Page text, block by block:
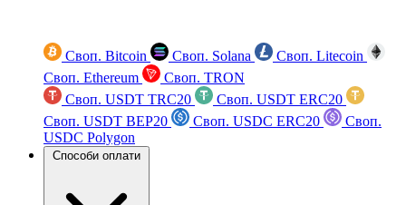
Своп. Bitcoin Своп. Solana
Своп. Litecoin
Своп. Ethereum
Своп. TRON
Своп. USDT TRC20
Своп. USDT ERC20
Своп. USDT BEP20
Своп. USDC ERC20
Своп.
USDC Polygon
Способи оплати